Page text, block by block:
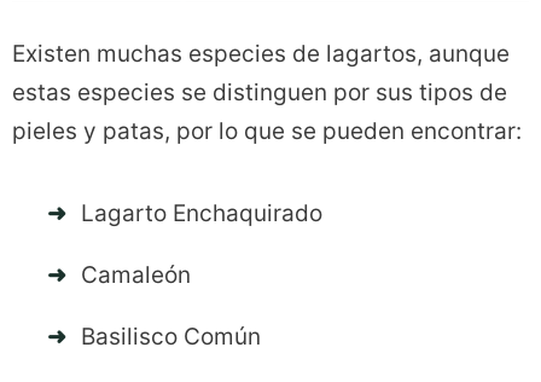
Existen muchas especies de lagartos, aunque
estas especies se distinguen por sus tipos de
pieles y patas, por lo que se pueden encontrar:
Lagarto Enchaquirado
Camaleón
Basilisco Común